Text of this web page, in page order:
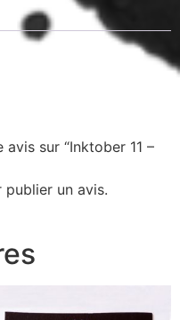
sur “Inktober 11 –
publier un avis.